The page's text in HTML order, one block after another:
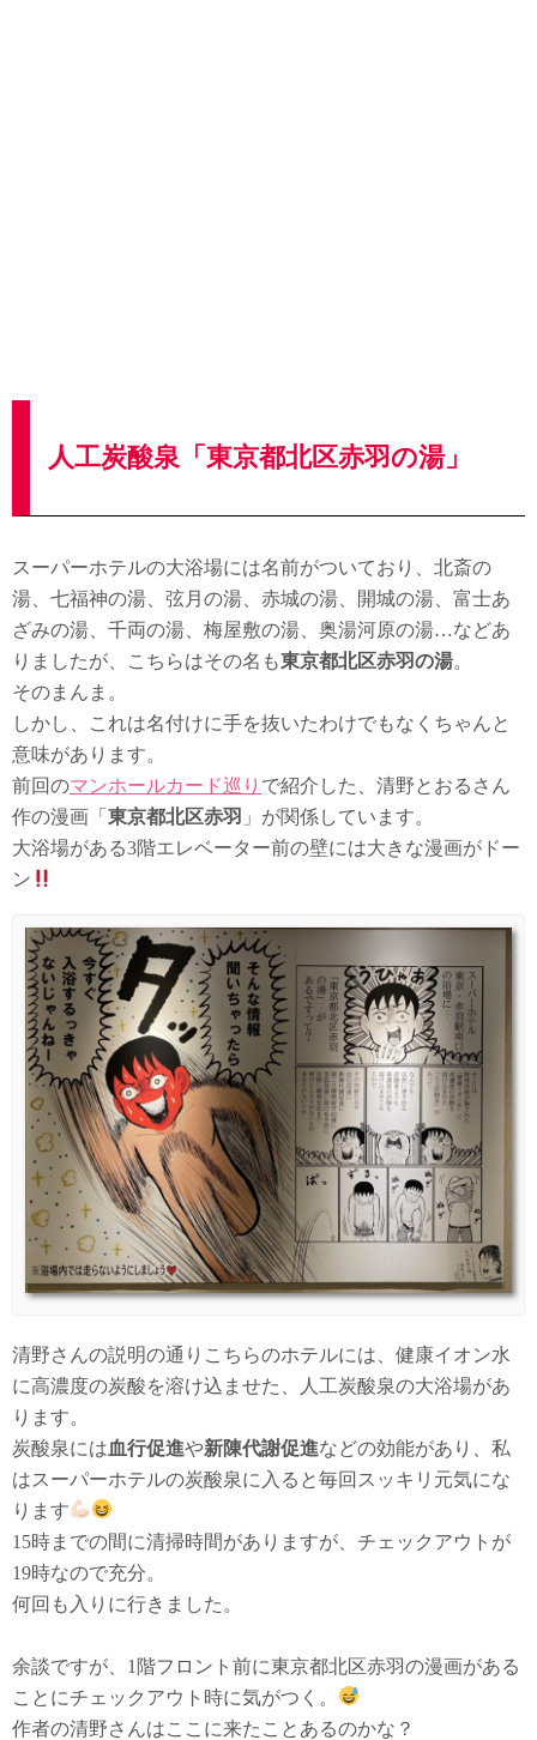
人工炭酸泉「東京都北区赤羽の湯」
スーパーホテルの大浴場には名前がついており、北斎の
湯、七福神の湯、弦月の湯、赤城の湯、開城の湯、富士あ
ざみの湯、千両の湯、梅屋敷の湯、奥湯河原の湯…などあ
りましたが、こちらはその名も東京都北区赤羽の湯。
そのまんま。
しかし、これは名付けに手を抜いたわけでもなくちゃんと
意味があります。
前回のマンホールカード巡り で紹介した、清野とおるさん
作の漫画「 東京都北区赤羽 」が関係しています。
大浴場がある3階エレベーター前の壁には大きな漫画がドー
ン
清野さんの説明の通りこちらのホテルには、健康イオン水
に高濃度の炭酸を溶け込ませた、人工炭酸泉の大浴場があ
ります。
炭酸泉には血行促進や新陳代謝促進などの効能があり、私
はスーパーホテルの炭酸泉に入ると毎回スッキリ元気にな
ります
15時までの間に清掃時間がありますが、チェックアウトが
19時なので充分。
何回も入りに行きました。
余談ですが、1階フロント前に東京都北区赤羽の漫画がある
ことにチェックアウト時に気がつく。
作者の清野さんはここに来たことあるのかな？